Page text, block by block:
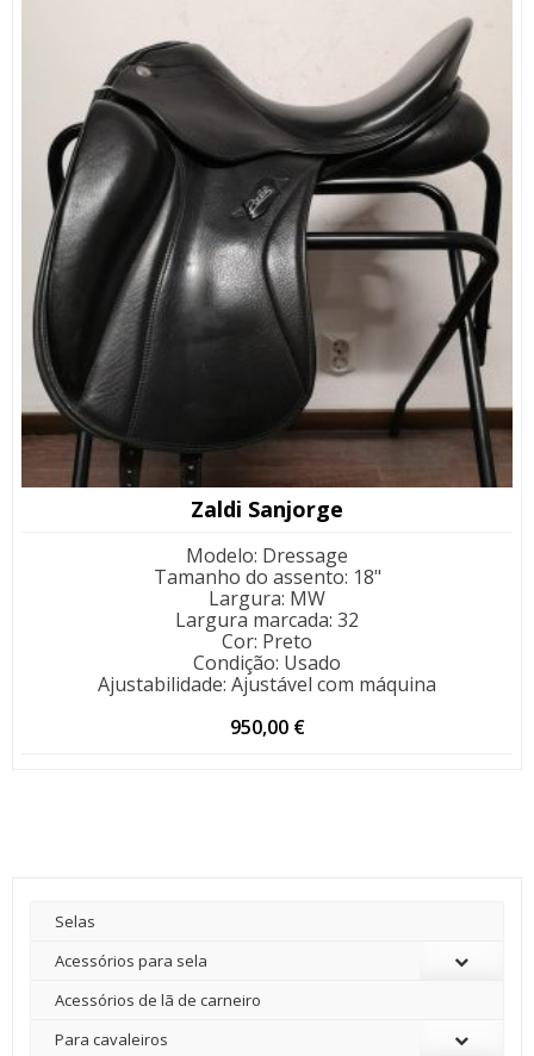
Zaldi Sanjorge
Modelo: Dressage
Tamanho do assento: 18"
Largura: MW
Largura marcada: 32
Cor: Preto
Condição: Usado
Ajustabilidade: Ajustável com máquina
950,00 €
Selas
Acessórios para sela
Acessórios de lã de carneiro
Para cavaleiros